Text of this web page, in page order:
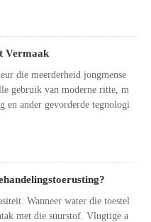
Vermaak
die meerderheid jongmense
gebruik van moderne ritte, m
en ander gevorderde tegnologi
Wanneer water die toestel
met die suurstof. Vlugtige a